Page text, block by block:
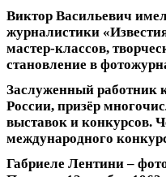
Виктор Васильевич
журналистики
мастер-классов,
становление в
Заслуженный работник
России, призёр
выставок и конкурсов.
международного
Габриеле Лентини –